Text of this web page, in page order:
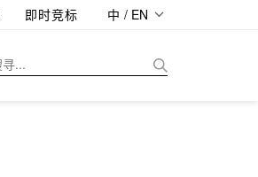
即时竞标 中 / EN